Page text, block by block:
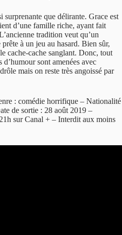
surprenante que délirante. Grace est
d’une famille riche, ayant fait
tradition veut qu’un
à un jeu au hasard. Bien sûr,
cache-cache sanglant. Donc, tout
sont amenées avec
mais on reste très angoissé par
: comédie horrifique – Nationalité
de sortie : 28 août 2019 –
sur Canal + – Interdit aux moins